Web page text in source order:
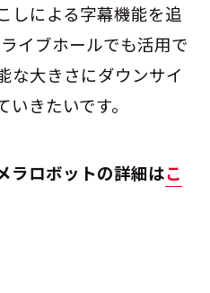
しによる字幕機能を追
イブホールでも活用で
な大きさにダウンサイ
きたいです。
ラロボットの詳細はこ